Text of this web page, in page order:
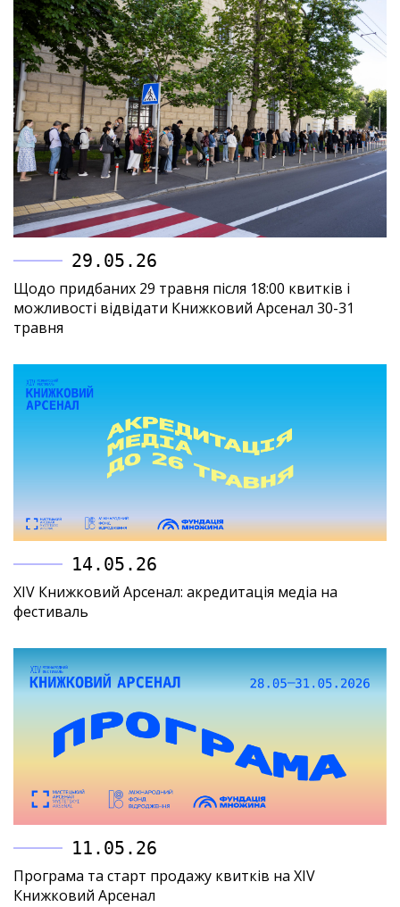
29.05.26
Щодо придбаних 29 травня після 18:00 квитків і
можливості відвідати Книжковий Арсенал 30-31
травня
14.05.26
XIV Книжковий Арсенал: акредитація медіа на
фестиваль
11.05.26
Програма та старт продажу квитків на XIV
Книжковий Арсенал